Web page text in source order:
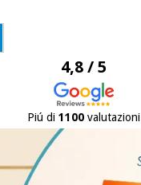
4,8 / 5
Piú di 1100valutazioni